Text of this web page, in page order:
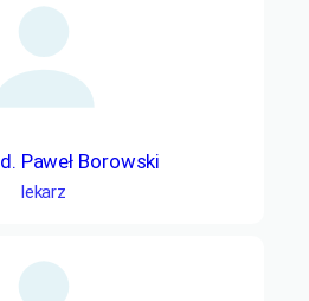
Paweł Borowski
lekarz